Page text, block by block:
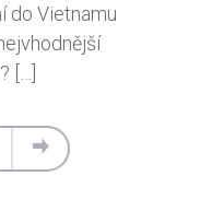
do Vietnamu
[…]